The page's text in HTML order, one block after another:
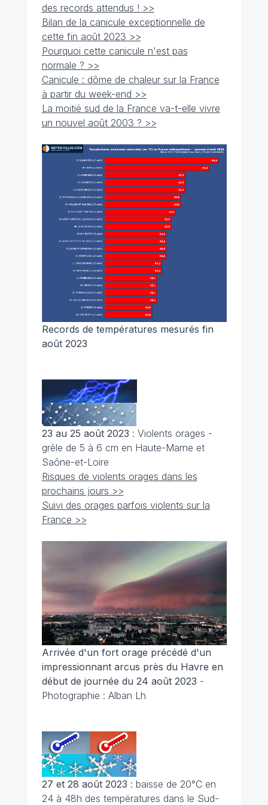
des records attendus ! >>
Bilan de la canicule exceptionnelle de
cette fin août 2023 >>
Pourquoi cette canicule n'est pas
normale ? >>
Canicule : dôme de chaleur sur la France
à partir du week-end >>
La moitié sud de la France va-t-elle vivre
un nouvel août 2003 ? >>
Records de températures mesurés fin
août 2023
23 au 25 août 2023 : Violents orages -
grêle de 5 à 6 cm en Haute-Marne et
Saône-et-Loire
Risques de violents orages dans les
prochains jours >>
Suivi des orages parfois violents sur la
France >>
Arrivée d'un fort orage précédé d'un
impressionnant arcus près du Havre en
début de journée du 24 août 2023 -
Photographie : Alban Lh
27 et 28 août 2023 : baisse de 20°C en
24 à 48h des températures dans le Sud-